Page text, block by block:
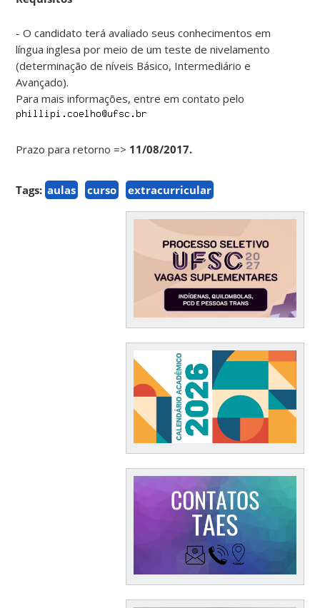
- O candidato terá avaliado seus conhecimentos em
língua inglesa por meio de um teste de nivelamento
(determinação de níveis Básico, Intermediário e
Avançado).
Para mais informações, entre em contato pelo
Prazo para retorno => 11/08/2017.
Tags: aulas curso extracurricular